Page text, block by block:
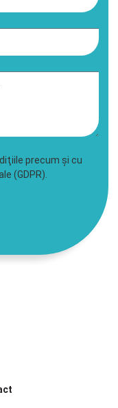
precum şi cu
(GDPR).